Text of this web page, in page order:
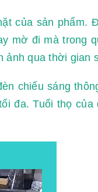
của sản phẩm.
mờ đi mà trong
ảnh qua thời gian
chiếu sáng
đa. Tuổi thọ của